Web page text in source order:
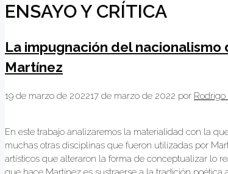
ENSAYO Y CRÍTICA
La impugnación del nacionalismo
Martínez
19 de marzo de 202217 de marzo de 2022 por
En este trabajo analizaremos la materialidad con la
muchas otras disciplinas que fueron utilizadas por
artísticos que alteraron la forma de conceptualizar lo